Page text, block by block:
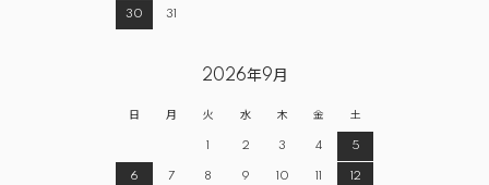
30 31
2026年9月
日 月 火 水 木 金 土
1 2 3 4 5
6 7 8 9 10 11 12